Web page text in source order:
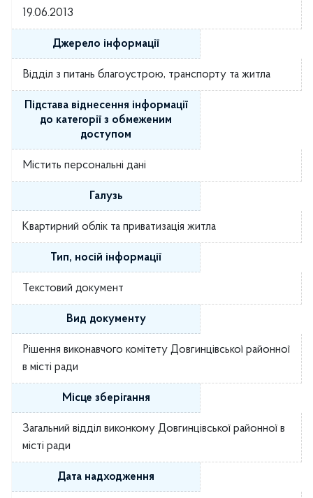
19.06.2013
Джерело інформації
Відділ з питань благоустрою, транспорту та житла
Підстава віднесення інформації
до категорії з обмеженим
доступом
Містить персональні дані
Галузь
Квартирний облік та приватизація житла
Тип, носій інформації
Текстовий документ
Вид документу
Рішення виконавчого комітету Довгинцівської районної
в місті ради
Місце зберігання
Загальний відділ виконкому Довгинцівської районної в
місті ради
Дата надходження